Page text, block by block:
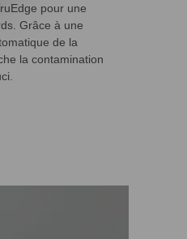
pour une
Grâce à une
de la
la contamination